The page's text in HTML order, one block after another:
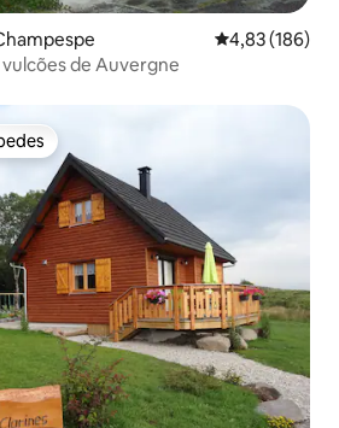
4,83 de uma
4,83 (186)
de Auvergne
dos hóspedes